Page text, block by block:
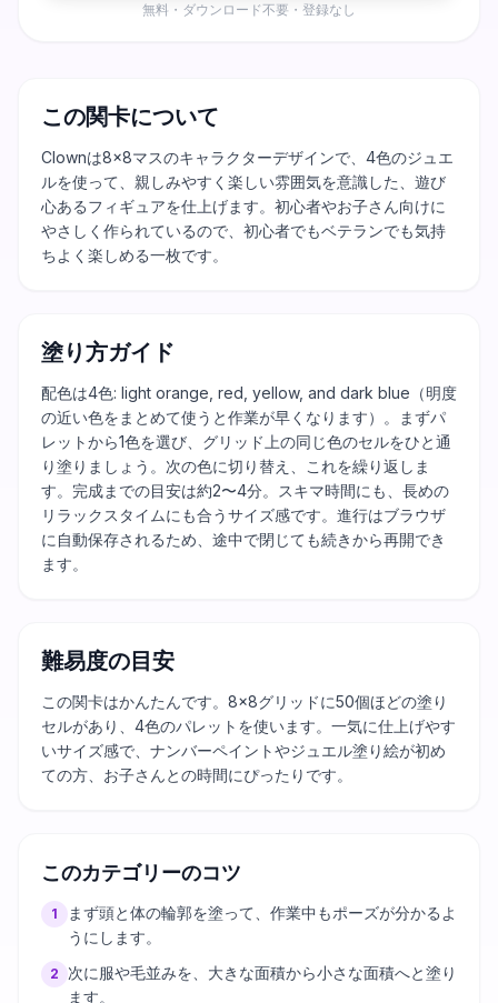
無料・ダウンロード不要・登録なし
この関卡について
Clownは8×8マスのキャラクターデザインで、4色のジュエ
ルを使って、親しみやすく楽しい雰囲気を意識した、遊び
心あるフィギュアを仕上げます。初心者やお子さん向けに
やさしく作られているので、初心者でもベテランでも気持
ちよく楽しめる一枚です。
塗り方ガイド
配色は4色: light orange, red, yellow, and dark blue（明度
の近い色をまとめて使うと作業が早くなります）。まずパ
レットから1色を選び、グリッド上の同じ色のセルをひと通
り塗りましょう。次の色に切り替え、これを繰り返しま
す。完成までの目安は約2〜4分。スキマ時間にも、長めの
リラックスタイムにも合うサイズ感です。進行はブラウザ
に自動保存されるため、途中で閉じても続きから再開でき
ます。
難易度の目安
この関卡はかんたんです。8×8グリッドに50個ほどの塗り
セルがあり、4色のパレットを使います。一気に仕上げやす
いサイズ感で、ナンバーペイントやジュエル塗り絵が初め
ての方、お子さんとの時間にぴったりです。
このカテゴリーのコツ
1
まず頭と体の輪郭を塗って、作業中もポーズが分かるよ
うにします。
2
次に服や毛並みを、大きな面積から小さな面積へと塗り
ます。